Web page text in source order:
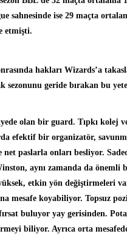
sahnesinde ise 29 maçta
etmişti.
hakları Wizards’a
sezonunu geride bırakan bu
olan bir guard. Tıpkı kolej
efektif bir organizatör,
paslarla onları besliyor.
aynı zamanda da önemli
etkin yön değiştirmeleri
mesafe koyabiliyor. Topsuz
buluyor yay gerisinden.
biliyor. Ayrıca orta